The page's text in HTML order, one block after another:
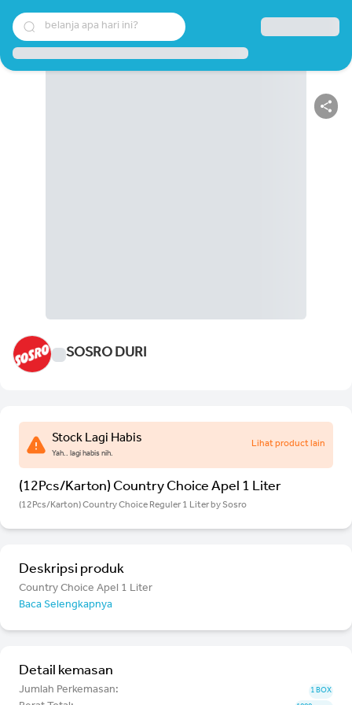
belanja apa hari ini?
SOSRO DURI
Stock Lagi Habis
Yah.. lagi habis nih.
Lihat product lain
(12Pcs/Karton) Country Choice Apel 1 Liter
(12Pcs/Karton) Country Choice Reguler 1 Liter by Sosro
Deskripsi produk
Country Choice Apel 1 Liter
Baca Selengkapnya
Detail kemasan
Jumlah Perkemasan: 1 BOX